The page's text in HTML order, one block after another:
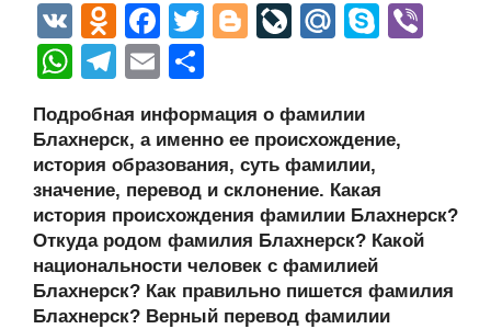
V
K
O
d
n
o
kl
a
ss
ni
ki
F
a
c
e
b
o
o
k
T
er
Bl
g
er
Li
J
o
ur
n
al
M
u
S
e
W
at
s
A
p
p
T
e
gr
a
m
E
ail р
а
в
и
ть
Подробная информация о фамилии
Блахнерск, а именно ее происхождение,
история образования, суть фамилии,
значение, перевод и склонение. Какая
история происхождения фамилии Блахнерск?
Откуда родом фамилия Блахнерск? Какой
национальности человек с фамилией
Блахнерск? Как правильно пишется фамилия
Блахнерск? Верный перевод фамилии